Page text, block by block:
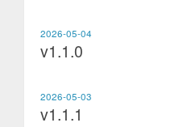
2026-05-04
v1.1.0
2026-05-03
v1.1.1